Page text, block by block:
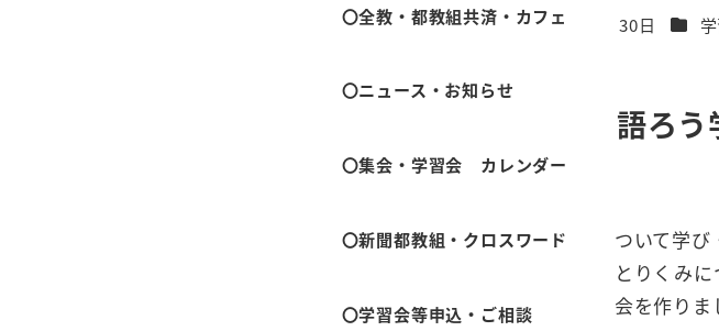
〇全教・都教組共済・カフェ
〇ニュース・お知らせ
〇集会・学習会 カレンダー
〇新聞都教組・クロスワード
〇学習会等申込・ご相談
2020年12月11日 2021年7月30日 カテ
オンラインだけど！語ろ
花～
青年教職員どうしで教育実践について学
するなかで、各地での主体的なとりくみ
員が、全国の仲間とつながる機会を作りま